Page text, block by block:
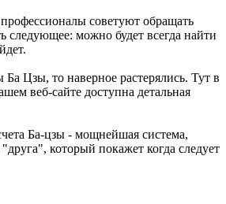
советуют обращать
следующее: можно будет всегда найти
Цзы, то наверное растерялись. Тут в
веб-сайте доступна детальная
Ба-цзы - мощнейшая система,
который покажет когда следует